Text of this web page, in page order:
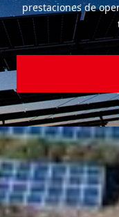
prestaciones de